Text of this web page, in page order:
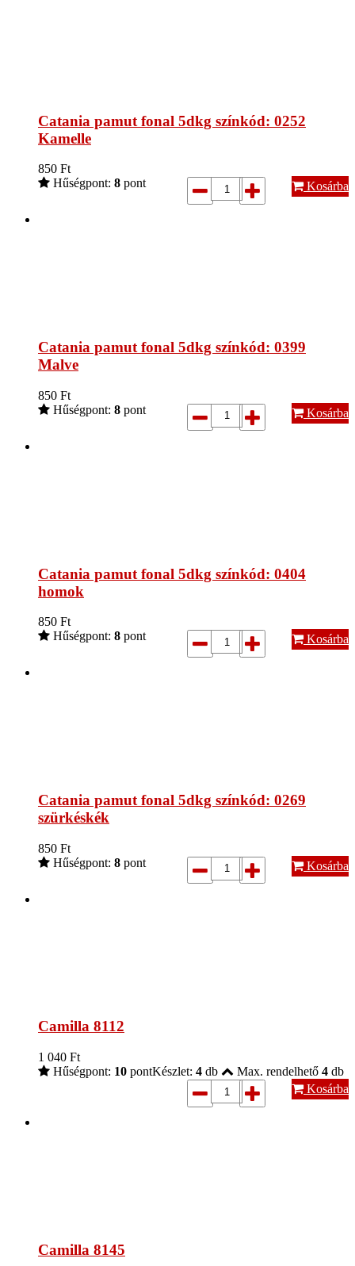
Catania pamut fonal 5dkg színkód: 0252
Kamelle
850 Ft
Hűségpont: 8 pont Kosárba
Catania pamut fonal 5dkg színkód: 0399
Malve
850 Ft
Hűségpont: 8 pont Kosárba
Catania pamut fonal 5dkg színkód: 0404
homok
850 Ft
Hűségpont: 8 pont Kosárba
Catania pamut fonal 5dkg színkód: 0269
szürkéskék
850 Ft
Hűségpont: 8 pont Kosárba
Camilla 8112
1 040 Ft
Hűségpont: 10 pontKészlet: 4 db Max. rendelhető 4 db
Kosárba
Camilla 8145